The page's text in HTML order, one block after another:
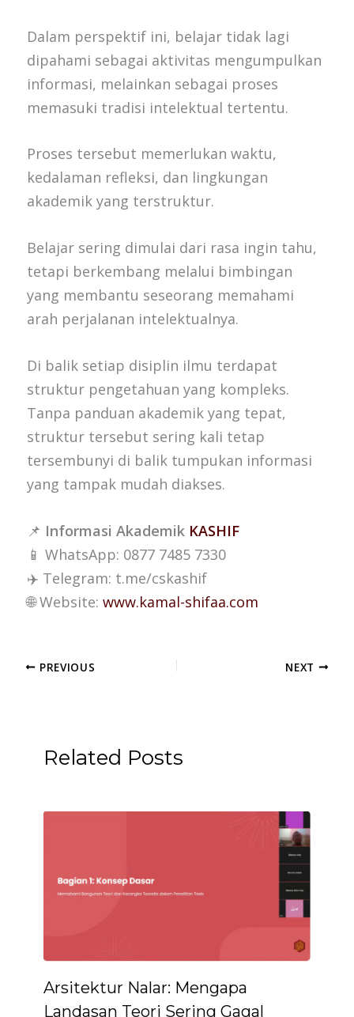
Dalam perspektif ini, belajar tidak lagi
dipahami sebagai aktivitas mengumpulkan
informasi, melainkan sebagai proses
memasuki tradisi intelektual tertentu.
Proses tersebut memerlukan waktu,
kedalaman refleksi, dan lingkungan
akademik yang terstruktur.
Belajar sering dimulai dari rasa ingin tahu,
tetapi berkembang melalui bimbingan
yang membantu seseorang memahami
arah perjalanan intelektualnya.
Di balik setiap disiplin ilmu terdapat
struktur pengetahuan yang kompleks.
Tanpa panduan akademik yang tepat,
struktur tersebut sering kali tetap
tersembunyi di balik tumpukan informasi
yang tampak mudah diakses.
📌 Informasi AkademikKASHIF
📱 WhatsApp: 0877 7485 7330
✈️ Telegram: t.me/cskashif
🌐 Website: www.kamal-shifaa.com
PREVIOUS NEXT
Related Posts
Arsitektur Nalar: Mengapa
Landasan Teori Sering Gagal